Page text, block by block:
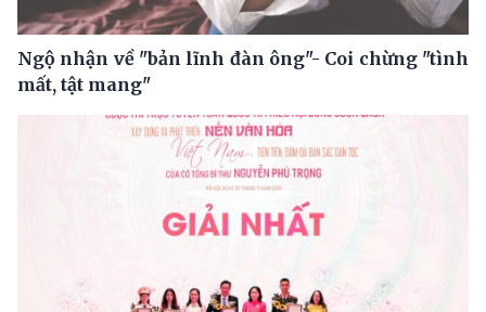
Ngộ nhận về "bản lĩnh đàn ông"- Coi chừng "tình
mất, tật mang"